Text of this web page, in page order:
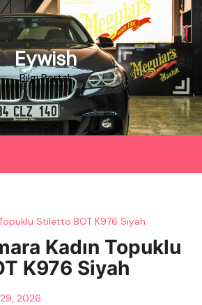
Eywish
Bilgi Portalı
Stiletto BOT K976 Siyah
Kadın Topuklu
K976 Siyah
2026